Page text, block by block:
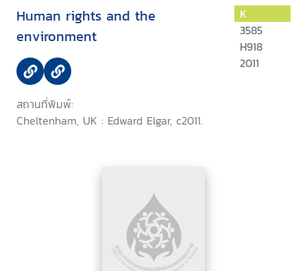
Human rights and the
environment
สถานที่พิมพ์:
Cheltenham, UK : Edward Elgar, c2011.
K
3585
H918
2011